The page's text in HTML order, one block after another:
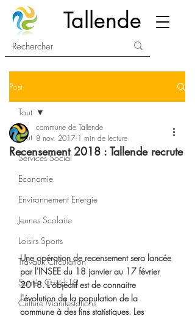
Tallende
Post
Tout
Services Social
Economie
Environnement Energie
Jeunes Scolaire
Loisirs Sports
Travaux Circulation
Santé - Covid-19
Culture Manifestations
Tout
Recensement 2018 : Tallende recrute
commune de Tallende
8 nov. 2017 1 min de lecture
Une opération de recensement sera lancée
par l'INSEE du 18 janvier au 17 février
2018. L'objectif est de connaitre
l'évolution de la population de la
commune à des fins statistiques. Les